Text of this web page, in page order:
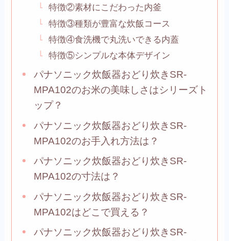
特徴②素材にこだわった内釜
特徴③種類が豊富な炊飯コース
特徴④食洗機で丸洗いできる内蓋
特徴⑤シンプルな本体デザイン
パナソニック炊飯器おどり炊きSR-
MPA102のお米の美味しさはシリーズト
ップ？
パナソニック炊飯器おどり炊きSR-
MPA102のお手入れ方法は？
パナソニック炊飯器おどり炊きSR-
MPA102の寸法は？
パナソニック炊飯器おどり炊きSR-
MPA102はどこで買える？
パナソニック炊飯器おどり炊きSR-